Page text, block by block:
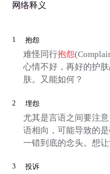
网络释义
1 抱怨
难怪同行抱怨
心情不好，再好的护
肤。又能如何？
2 埋怨
尤其是言语之间要注
语相向，可能导致的
一错到底的念头。想
3 投诉